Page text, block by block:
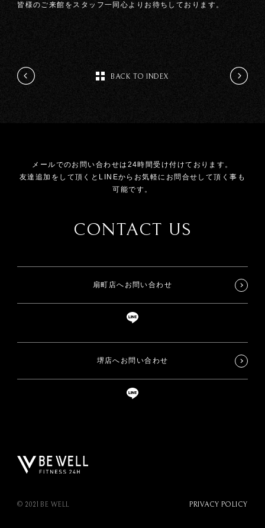
皆様のご来館をスタッフ一同心よりお待ちしております。
BACK TO INDEX
メールでのお問い合わせは24時間受け付けております。
友達追加をして頂くとLINEからお気軽にお問合せして頂く事も
可能です。
CONTACT US
扇町店へお問い合わせ
堺店へお問い合わせ
© 2021 BE WELL PRIVACY POLICY